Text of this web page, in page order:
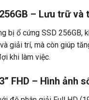
– Lưu trữ và
bị ổ cứng SSD 256GB,
giải trí, mà còn giúp
khi làm việc.
FHD – Hình ảnh